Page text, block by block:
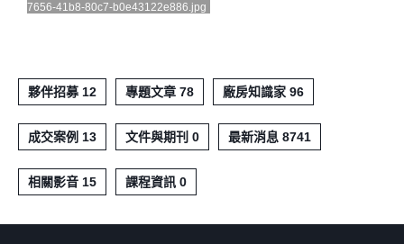
7656-41b8-80c7-b0e43122e886.jpg
夥伴招募 12 專題文章 78 廠房知識家 96
成交案例 13 文件與期刊 0 最新消息 8741
相關影音 15 課程資訊 0